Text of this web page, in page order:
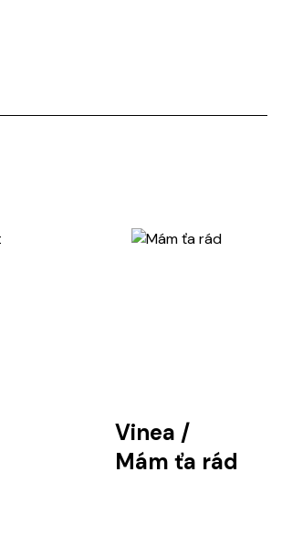
Vinea /
Mám ťa rád